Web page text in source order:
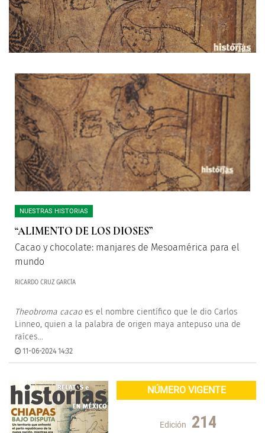
NUESTRAS HISTORIAS
“ALIMENTO DE LOS DIOSES”
Cacao y chocolate: manjares de Mesoamérica para el
mundo
RICARDO CRUZ GARCÍA
Theobroma cacaoes el nombre científico que le dio Carlos
Linneo, quien a la palabra de origen maya antepuso una de
raíces...
11-06-2024 14:32
NÚMERO VIGENTE
Edición 214